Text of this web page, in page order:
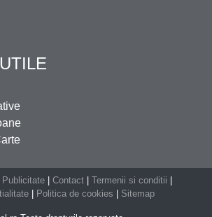
Publicitate Contact Termenii si conditii
Politica de cookies Sitemap